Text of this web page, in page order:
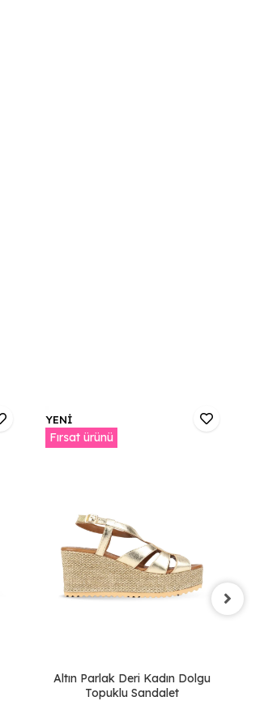
YENİ
Fırsat ürünü
Altın Parlak Deri Kadın Dolgu
Topuklu Sandalet